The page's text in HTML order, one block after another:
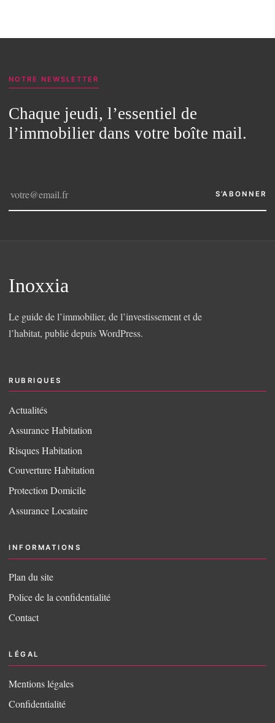
NOTRE NEWSLETTER
Chaque jeudi, l’essentiel de
l’immobilier dans votre boîte mail.
S’ABONNER
Inoxxia
Le guide de l’immobilier, de l’investissement et de
l’habitat, publié depuis WordPress.
RUBRIQUES
Actualités
Assurance Habitation
Risques Habitation
Couverture Habitation
Protection Domicile
Assurance Locataire
INFORMATIONS
Plan du site
Police de la confidentialité
Contact
LÉGAL
Mentions légales
Confidentialité